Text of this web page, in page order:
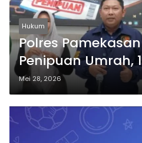
Hukum
Polres
Penipuan Umrah,
Korban
Mei 28, 2026